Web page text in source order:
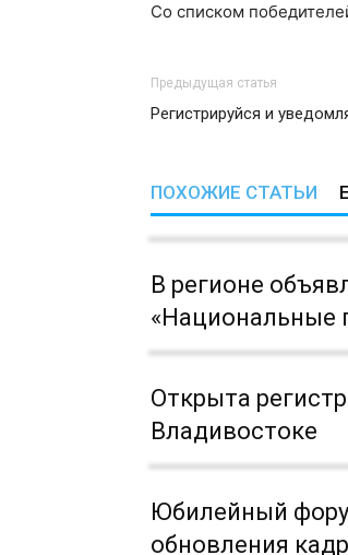
Со списком
Предыдущая статья
Регистрируйся и
ПОХОЖИЕ СТАТЬИ
В регионе
«Национальные
Открыта
Владивостоке
Юбилейный
обновления